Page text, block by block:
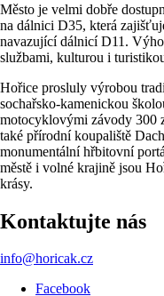
Město je velmi dobře
na dálnici D35, která
navazující dálnicí D11.
službami, kulturou i
Hořice prosluly výrobou
sochařsko-kamenickou
motocyklovými závody 300
také přírodní koupaliště
monumentální hřbitovní
městě i volné krajině jsou
krásy.
Kontaktujte nás
info@horicak.cz
Facebook